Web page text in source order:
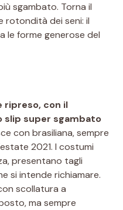
sgambato. Torna il
rotondità dei seni: il
le forme generose del
ripreso, con il
slip super sgambato
con brasiliana, sempre
2021. I costumi
presentano tagli
si intende richiamare.
scollatura a
ma sempre